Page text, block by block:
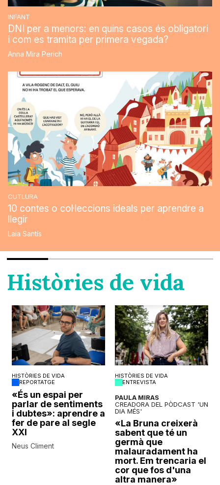
INFANT
DNI per a menors: en quins casos és obligatori
i com es tramita per primera vegada?
Anna Mira Perich
CUTLURA
10 contes o col·leccions ideals per aprendre a
llegir
Laia Santís
Històries de vida
HISTÒRIES DE VIDA
REPORTATGE
«És un espai per
parlar de sentiments
i dubtes»: aprendre a
fer de pare al segle
XXI
Neus Climent
HISTÒRIES DE VIDA
ENTREVISTA
PAULA MIRAS
CREADORA DEL PÒDCAST 'UN
DIA MÉS'
«La Bruna creixerà
sabent que té un
germà que
malauradament ha
mort. Em trencaria el
cor que fos d'una
altra manera»